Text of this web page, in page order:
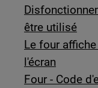
être utilisé
Le four
l'écran
Four - Code